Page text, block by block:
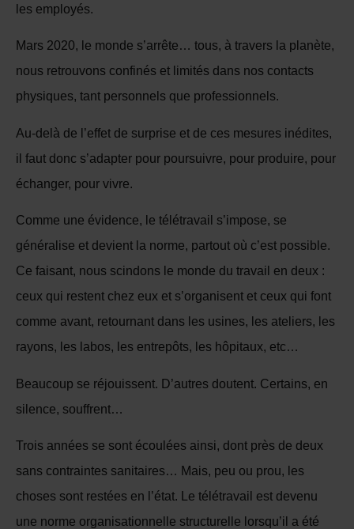
les employés.
Mars 2020, le monde s’arrête… tous, à travers la planète,
nous retrouvons confinés et limités dans nos contacts
physiques, tant personnels que professionnels.
Au-delà de l’effet de surprise et de ces mesures inédites,
il faut donc s’adapter pour poursuivre, pour produire, pour
échanger, pour vivre.
Comme une évidence, le télétravail s’impose, se
généralise et devient la norme, partout où c’est possible.
Ce faisant, nous scindons le monde du travail en deux :
ceux qui restent chez eux et s’organisent et ceux qui font
comme avant, retournant dans les usines, les ateliers, les
rayons, les labos, les entrepôts, les hôpitaux, etc…
Beaucoup se réjouissent. D’autres doutent. Certains, en
silence, souffrent…
Trois années se sont écoulées ainsi, dont près de deux
sans contraintes sanitaires… Mais, peu ou prou, les
choses sont restées en l’état. Le télétravail est devenu
une norme organisationnelle structurelle lorsqu’il a été